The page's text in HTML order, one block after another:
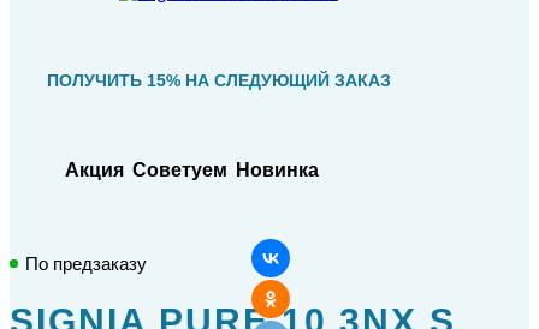
ПОЛУЧИТЬ 15% НА СЛЕДУЮЩИЙ ЗАКАЗ
Акция Советуем Новинка
По предзаказу
SIGNIA PURE 10 3NX S